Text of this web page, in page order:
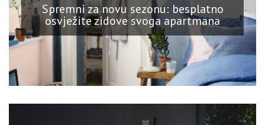
Spremni za novu sezonu: besplatno
osvježite zidove svoga apartmana